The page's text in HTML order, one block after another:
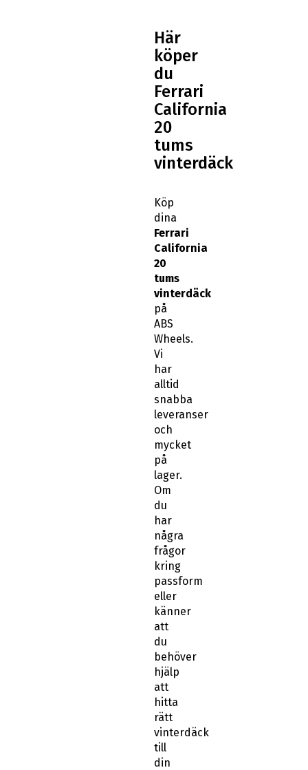
Här
köper
du
Ferrari
California
20
tums
vinterdäck
Köp
dina
Ferrari
California
20
tums
vinterdäck
på
ABS
Wheels.
Vi
har
alltid
snabba
leveranser
och
mycket
på
lager.
Om
du
har
några
frågor
kring
passform
eller
känner
att
du
behöver
hjälp
att
hitta
rätt
vinterdäck
till
din